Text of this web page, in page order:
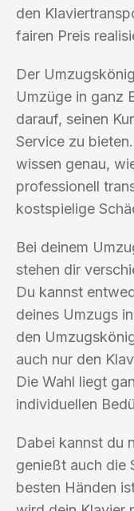
den
fairen Preis
Der
Umzüge in ganz
darauf, seinen
Service zu
wissen genau,
professionell
kostspielige
Bei deinem
stehen dir
Du kannst
deines Umzugs
den
auch nur den
Die Wahl liegt
individuellen
Dabei kannst du
genießt auch die
besten Händen